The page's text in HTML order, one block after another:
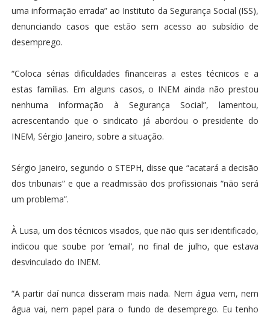
uma informação errada” ao Instituto da Segurança Social (ISS),
denunciando casos que estão sem acesso ao subsídio de
desemprego.
“Coloca sérias dificuldades financeiras a estes técnicos e a
estas famílias. Em alguns casos, o INEM ainda não prestou
nenhuma informação à Segurança Social”, lamentou,
acrescentando que o sindicato já abordou o presidente do
INEM, Sérgio Janeiro, sobre a situação.
Sérgio Janeiro, segundo o STEPH, disse que “acatará a decisão
dos tribunais” e que a readmissão dos profissionais “não será
um problema”.
À Lusa, um dos técnicos visados, que não quis ser identificado,
indicou que soube por ‘email’, no final de julho, que estava
desvinculado do INEM.
“A partir daí nunca disseram mais nada. Nem água vem, nem
água vai, nem papel para o fundo de desemprego. Eu tenho